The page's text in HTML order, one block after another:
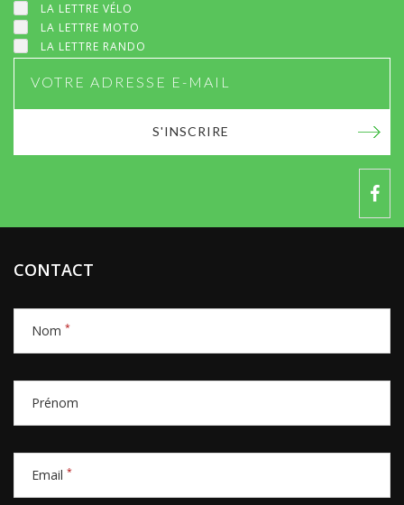
LA LETTRE VÉLO
LA LETTRE MOTO
LA LETTRE RANDO
S'INSCRIRE
CONTACT
Nom *
Prénom
Email *